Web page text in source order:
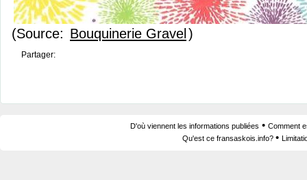
(Source: Bouquinerie Gravel )
Partager:
D'où viennent les informations publiées • Comment
Qu'est ce fransaskois.info? •